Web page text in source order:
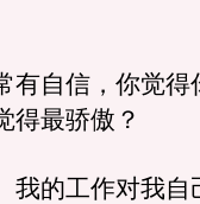
自信，你觉得
得最骄傲？
我的工作对我自